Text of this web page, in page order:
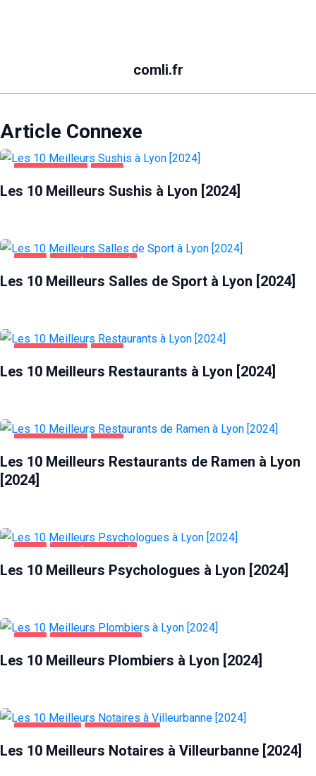
comli.fr
Article Connexe
Les 10 Meilleurs Sushis à Lyon [2024]
Les 10 Meilleurs Salles de Sport à Lyon [2024]
Les 10 Meilleurs Restaurants à Lyon [2024]
Les 10 Meilleurs Restaurants de Ramen à Lyon
[2024]
Les 10 Meilleurs Psychologues à Lyon [2024]
Les 10 Meilleurs Plombiers à Lyon [2024]
Les 10 Meilleurs Notaires à Villeurbanne [2024]